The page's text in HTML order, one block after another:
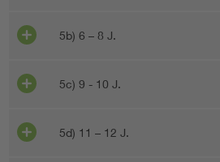
5b) 6 – 8 J.
5c) 9 - 10 J.
5d) 11 – 12 J.